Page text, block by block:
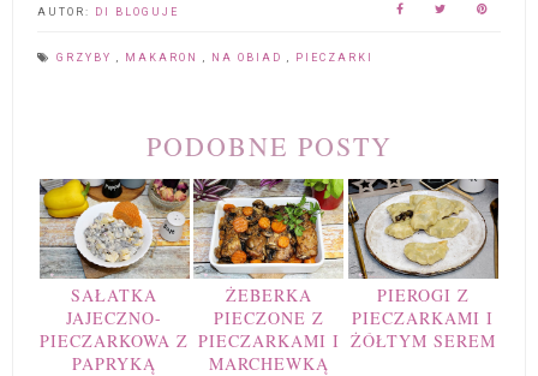
AUTOR: DI BLOGUJE
GRZYBY MAKARON NA OBIAD PIECZARKI
PODOBNE POSTY
SAŁATKA
JAJECZNO-
PIECZARKOWA Z
PAPRYKĄ
ŻEBERKA
PIECZONE Z
PIECZARKAMI I
MARCHEWKĄ
PIEROGI Z
PIECZARKAMI I
ŻÓŁTYM SEREM